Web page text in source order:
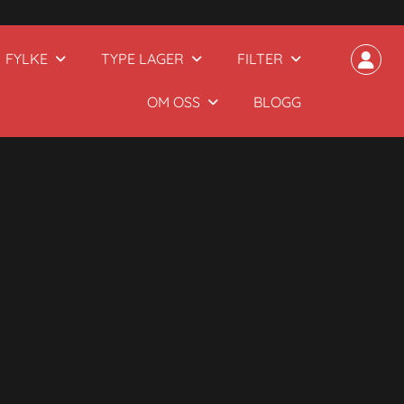
FYLKE TYPE LAGER FILTER
OM OSS BLOGG